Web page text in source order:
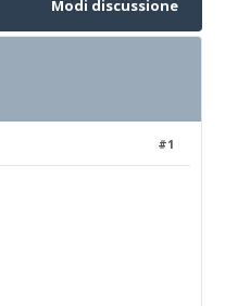
Modi discussione
#1